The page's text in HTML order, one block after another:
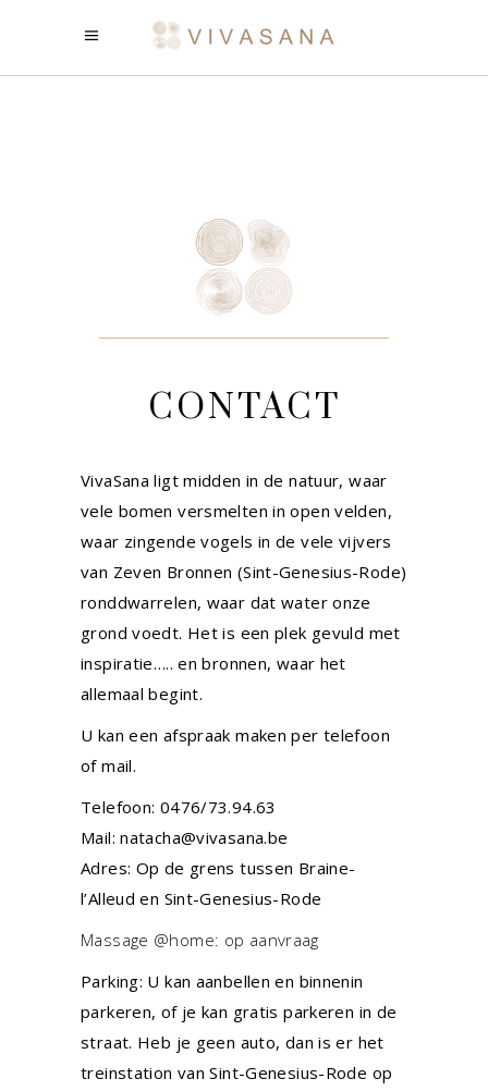
CONTACT
VivaSana ligt midden in de natuur, waar
vele bomen versmelten in open velden,
waar zingende vogels in de vele vijvers
van Zeven Bronnen (Sint-Genesius-Rode)
ronddwarrelen, waar dat water onze
grond voedt. Het is een plek gevuld met
inspiratie….. en bronnen, waar het
allemaal begint.
U kan een afspraak maken per telefoon
of mail.
Telefoon: 0476/73.94.63
Mail:natacha@vivasana.be
Adres: Op de grens tussen Braine-
l’Alleud en Sint-Genesius-Rode
Massage @home: op aanvraag
Parking: U kan aanbellen en binnenin
parkeren, of je kan gratis parkeren in de
straat. Heb je geen auto, dan is er het
treinstation van Sint-Genesius-Rode op